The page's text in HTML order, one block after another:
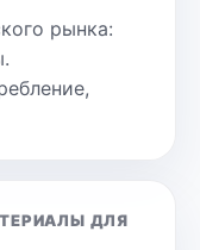
рынка:
ДЛЯ